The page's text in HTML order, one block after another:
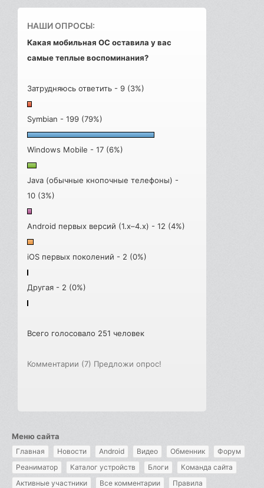
НАШИ ОПРОСЫ:
Какая мобильная ОС оставила у вас
самые теплые воспоминания?
Затрудняюсь ответить - 9 (3%)
Symbian - 199 (79%)
Windows Mobile - 17 (6%)
Java (обычные кнопочные телефоны) -
10 (3%)
Android первых версий (1.x–4.x) - 12 (4%)
iOS первых поколений - 2 (0%)
Другая - 2 (0%)
Всего голосовало 251 человек
Комментарии (7) Предложи опрос!
Меню сайта
Главная Новости Android Видео Обменник
Форум
Реаниматор
Каталог устройств Блоги
Команда сайта
Активные участники
Все комментарии Правила